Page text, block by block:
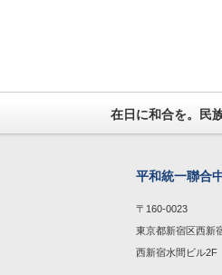
在日に和合を。民
平和統一聯合
〒160-0023
東京都新宿区西新
西新宿水間ビル2F